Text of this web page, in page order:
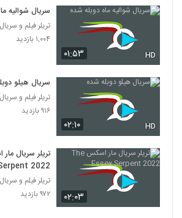
۰۱:۵۳ HD
سریال شوالیه
تریلر فیلم و سریال
۱,۰۰۴ بازدید
۰۲:۱۰ HD
سریال هیلو
تریلر فیلم و سریال
۹۱۶ بازدید
۰۲:۰۳
2022
تریلر فیلم و سریال
۹۷۲ بازدید